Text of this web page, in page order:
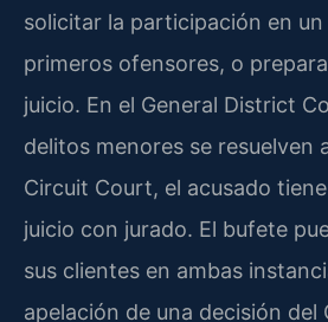
solicitar la participación en
primeros ofensores, o
juicio. En el General District
delitos menores se resuelven
Circuit Court, el acusado
juicio con jurado. El bufete
sus clientes en ambas
apelación de una decisión del